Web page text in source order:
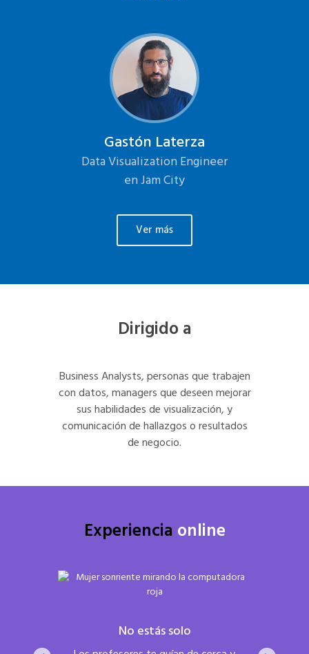
Gastón Laterza
Data Visualization Engineer
en Jam City
Ver más
Dirigido a
Business Analysts, personas que trabajen
con datos, managers que deseen mejorar
sus habilidades de visualización, y
comunicación de hallazgos o resultados
de negocio.
Experiencia online
No estás solo